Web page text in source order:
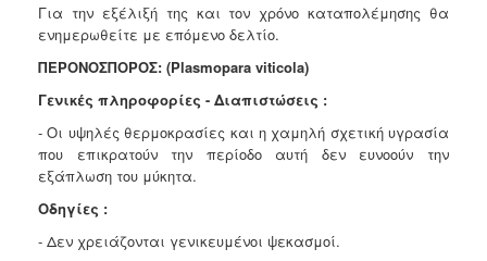
Για την εξέλιξή της και τον χρόνο καταπολέμησης θα
ενημερωθείτε με επόμενο δελτίο.
ΠΕΡΟΝΟΣΠΟΡΟΣ: (Plasmopara viticola)
Γενικές πληροφορίες - Διαπιστώσεις :
- Οι υψηλές θερμοκρασίες και η χαμηλή σχετική υγρασία
που επικρατούν την περίοδο αυτή δεν ευνοούν την
εξάπλωση του μύκητα.
Οδηγίες :
- Δεν χρειάζονται γενικευμένοι ψεκασμοί.